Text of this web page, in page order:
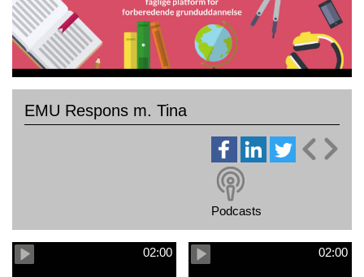
EMU Respons m. Tina
Podcasts
02:00 02:00